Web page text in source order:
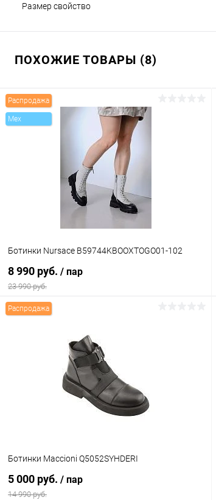
Размер свойство
ПОХОЖИЕ ТОВАРЫ (8)
Распродажа
Mex
Ботинки Nursace B59744KBOOXTOGO01-102
8 990 руб. / пар
23 990 руб.
Купить в 1 клик
В избранное
Распродажа
Ботинки Maccioni Q5052SYHDERI
5 000 руб. / пар
14 990 руб.